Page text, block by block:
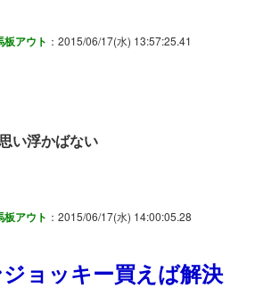
アウト ：2015/06/17(水) 13:57:25.41
い浮かばない
アウト ：2015/06/17(水) 14:00:05.28
ョッキー買えば解決